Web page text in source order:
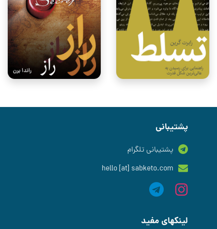
پشتیبانی
پشتیبانی تلگرام
hello [at] sabketo.com
لینکهای مفید